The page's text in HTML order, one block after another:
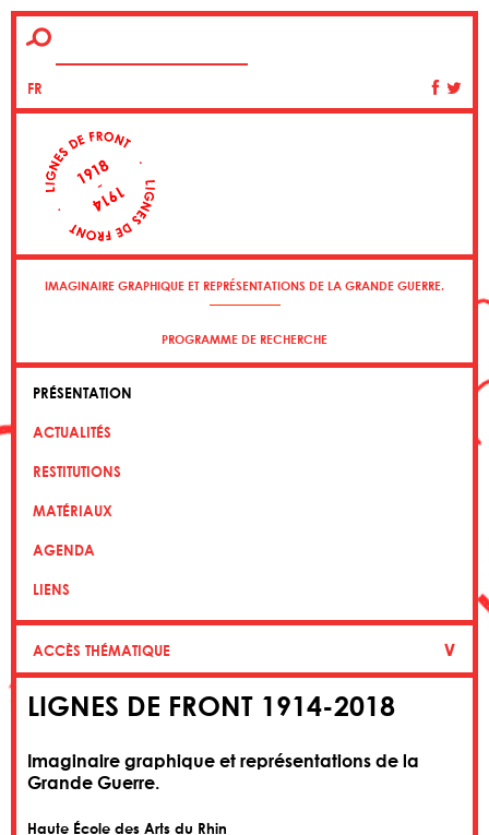
FR
IMAGINAIRE GRAPHIQUE ET REPRÉSENTATIONS DE LA GRANDE GUERRE.
PROGRAMME DE RECHERCHE
PRÉSENTATION
ACTUALITÉS
RESTITUTIONS
MATÉRIAUX
AGENDA
LIENS
ACCÈS THÉMATIQUE ∨
LIGNES DE FRONT 1914-2018
Imaginaire graphique et représentations de la
Grande Guerre.
Haute École des Arts du Rhin